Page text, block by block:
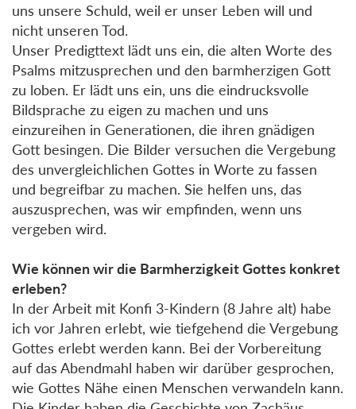
uns unsere Schuld, weil er unser Leben will und
nicht unseren Tod.
Unser Predigttext lädt uns ein, die alten Worte des
Psalms mitzusprechen und den barmherzigen Gott
zu loben. Er lädt uns ein, uns die eindrucksvolle
Bildsprache zu eigen zu machen und uns
einzureihen in Generationen, die ihren gnädigen
Gott besingen. Die Bilder versuchen die Vergebung
des unvergleichlichen Gottes in Worte zu fassen
und begreifbar zu machen. Sie helfen uns, das
auszusprechen, was wir empfinden, wenn uns
vergeben wird.
Wie können wir die Barmherzigkeit Gottes konkret
erleben?
In der Arbeit mit Konfi 3-Kindern (8 Jahre alt) habe
ich vor Jahren erlebt, wie tiefgehend die Vergebung
Gottes erlebt werden kann. Bei der Vorbereitung
auf das Abendmahl haben wir darüber gesprochen,
wie Gottes Nähe einen Menschen verwandeln kann.